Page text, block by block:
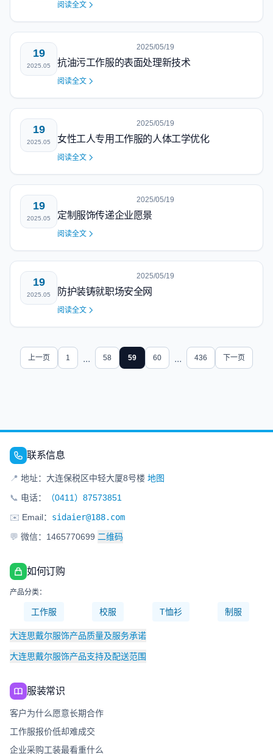
阅读全文
19
2025.05
2025/05/19
抗油污工作服的表面处理新技术
阅读全文
19
2025.05
2025/05/19
女性工人专用工作服的人体工学优化
阅读全文
19
2025.05
2025/05/19
定制服饰传递企业愿景
阅读全文
19
2025.05
2025/05/19
防护装铸就职场安全网
阅读全文
上一页 1 ... 58 59 60 ... 436 下一页
联系信息
📍 地址：大连保税区中轻大厦8号楼 地图
📞 电话：
（0411）87573851
✉️ Email： sidaier@188.com
💬 微信：1465770699 二维码
如何订购
产品分类：
工作服 校服 T恤衫 制服
大连思戴尔服饰产品质量及服务承诺
大连思戴尔服饰产品支持及配送范围
服装常识
客户为什么愿意长期合作
工作服报价低却难成交
企业采购工装最看重什么